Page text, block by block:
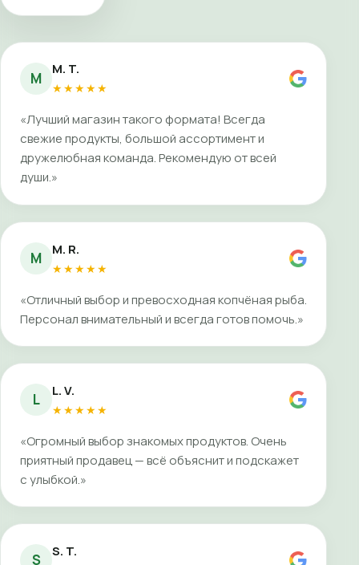
M M. T.
★★★★★
«Лучший магазин такого формата! Всегда
свежие продукты, большой ассортимент и
дружелюбная команда. Рекомендую от всей
души.»
M M. R.
★★★★★
«Отличный выбор и превосходная копчёная рыба.
Персонал внимательный и всегда готов помочь.»
L L. V.
★★★★★
«Огромный выбор знакомых продуктов. Очень
приятный продавец — всё объяснит и подскажет
с улыбкой.»
S S. T.